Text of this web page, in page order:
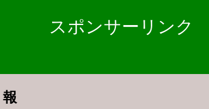
スポンサーリンク